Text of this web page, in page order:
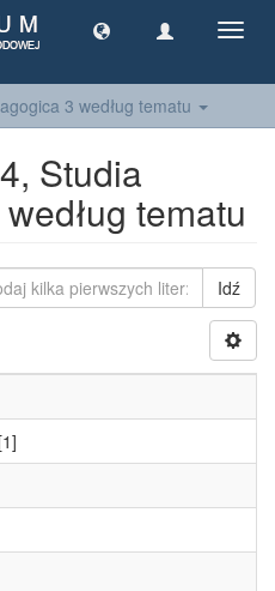
3 według tematu
Studia
tematu
Idź
[1]